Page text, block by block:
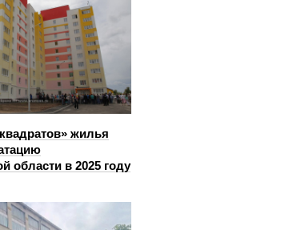
жилья
области в 2025 году